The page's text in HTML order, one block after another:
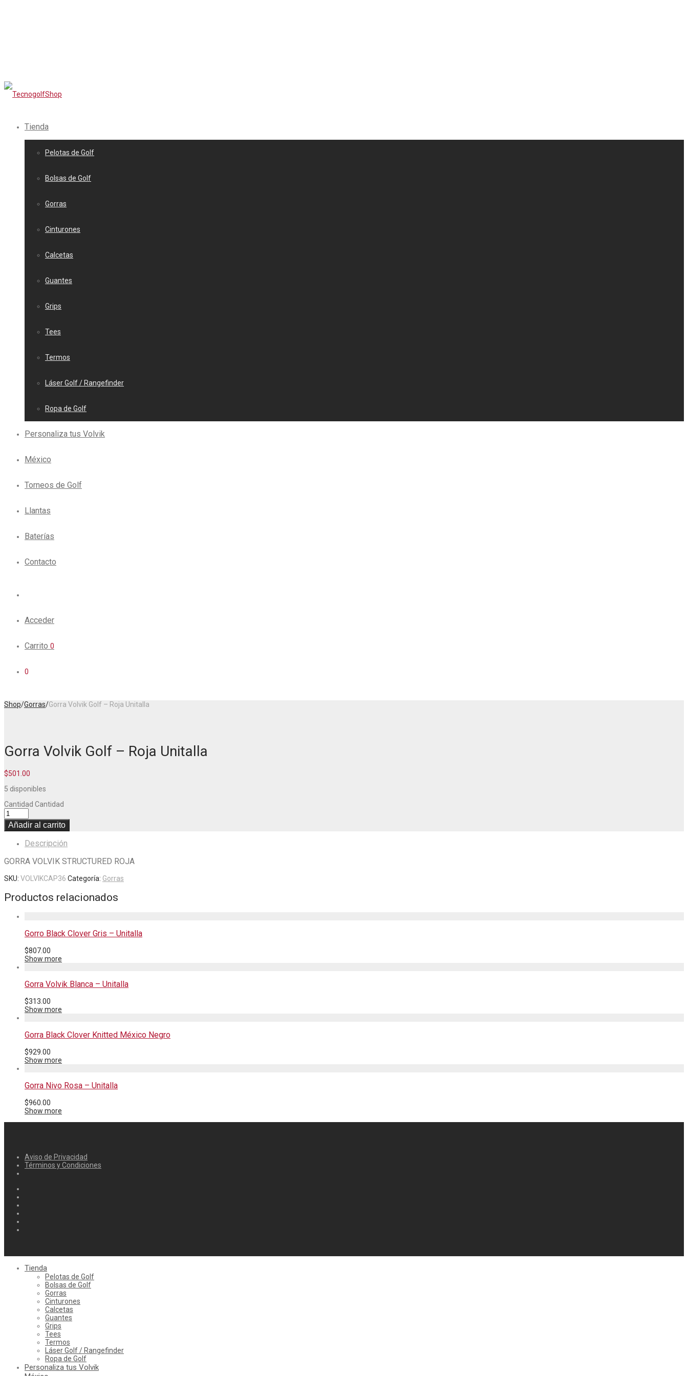
Tienda
Pelotas de Golf
Bolsas de Golf
Gorras
Cinturones
Calcetas
Guantes
Grips
Tees
Termos
Láser Golf / Rangefinder
Ropa de Golf
Personaliza tus Volvik
México
Torneos de Golf
Llantas
Baterías
Contacto
Acceder
Carrito 0
0
Shop/Gorras/Gorra Volvik Golf – Roja Unitalla
Gorra Volvik Golf – Roja Unitalla
$501.00
5 disponibles
Cantidad Cantidad
Añadir al carrito
Descripción
GORRA VOLVIK STRUCTURED ROJA
SKU: VOLVIKCAP36 Categoría: Gorras
Productos relacionados
Gorro Black Clover Gris – Unitalla
$807.00
Show more
Gorra Volvik Blanca – Unitalla
$313.00
Show more
Gorra Black Clover Knitted México Negro
$929.00
Show more
Gorra Nivo Rosa – Unitalla
$960.00
Show more
Aviso de Privacidad
Términos y Condiciones
Tienda
Pelotas de Golf
Bolsas de Golf
Gorras
Cinturones
Calcetas
Guantes
Grips
Tees
Termos
Láser Golf / Rangefinder
Ropa de Golf
Personaliza tus Volvik